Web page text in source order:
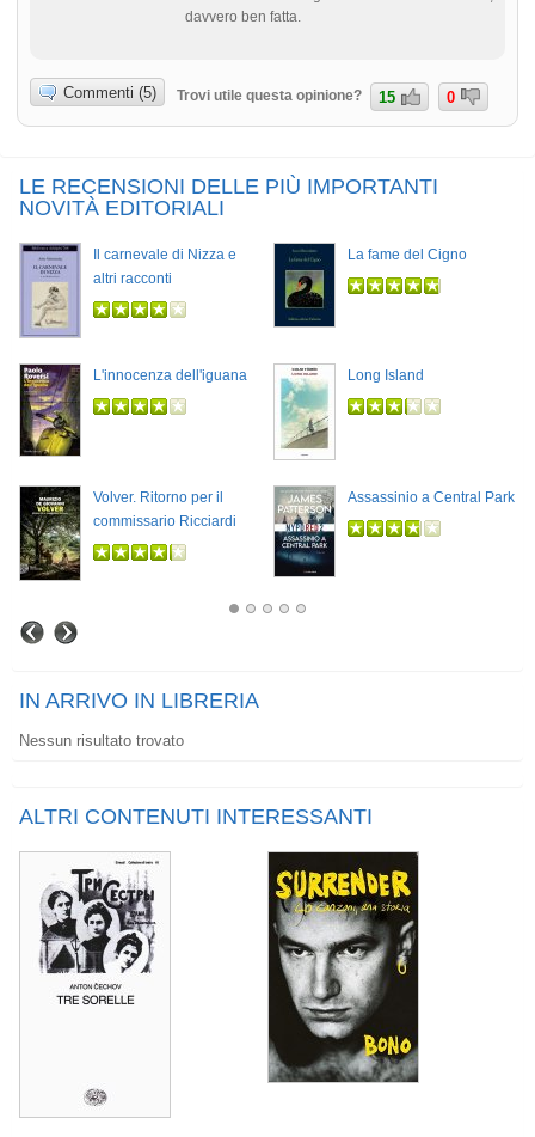
davvero ben fatta.
Commenti (5) Trovi utile questa opinione? 15 0
LE RECENSIONI DELLE PIÙ IMPORTANTI
NOVITÀ EDITORIALI
Il carnevale di Nizza e
altri racconti
La fame del Cigno
L'innocenza dell'iguana Long Island
Volver. Ritorno per il
commissario Ricciardi
Assassinio a Central Park
IN ARRIVO IN LIBRERIA
Nessun risultato trovato
ALTRI CONTENUTI INTERESSANTI